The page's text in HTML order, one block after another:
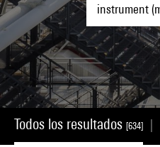
Todos los resultados [634]